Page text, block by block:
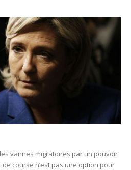
vannes migratoires par un pouvoir
course n’est pas une option pour